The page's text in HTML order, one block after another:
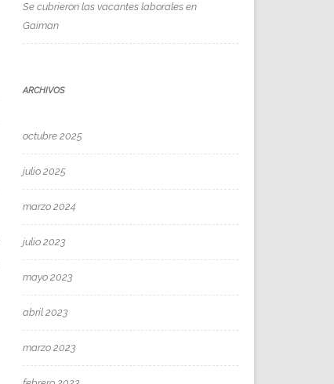
Se cubrieron las vacantes laborales en
Gaiman
ARCHIVOS
octubre 2025
julio 2025
marzo 2024
julio 2023
mayo 2023
abril 2023
marzo 2023